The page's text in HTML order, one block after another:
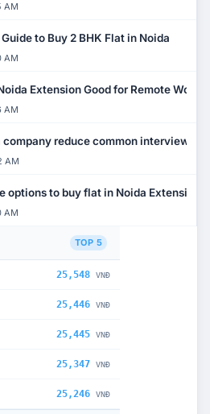
AM
to Buy 2 BHK Flat in Noida
AM
Extension Good for Remote Work?
AM
company reduce common interview
AM
options to buy flat in Noida Extension?
AM
TOP 5
25,548 VNĐ
25,446 VNĐ
25,445 VNĐ
25,347 VNĐ
25,246 VNĐ